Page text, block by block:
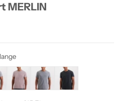
MERLIN
Grey Melange
Salmon MelangeGrey MelangeDark Grey Melange